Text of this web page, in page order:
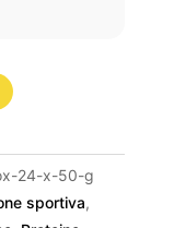
24-x-50-g
sportiva,